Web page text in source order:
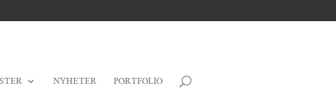
NYHETER PORTFOLIO